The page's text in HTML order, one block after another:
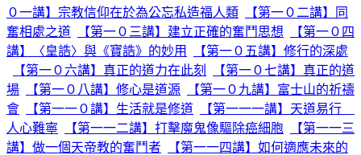
０一講】宗教信仰在於為公忘私造福人類
【第一０二講】同
奮相處之道
【第一０三講】建立正確的奮鬥思想
【第一０四
講】〈皇誥〉與《寶誥》的妙用
【第一０五講】修行的深處
【第一０六講】真正的道力在此刻
【第一０七講】真正的道
場
【第一０八講】修心是道源
【第一０九講】富士山的祈禱
會
【第一一０講】生活就是修道
【第一一一講】天道易行
人心難寧
【第一一二講】打擊魔鬼像驅除癌細胞
【第一一三
講】做一個天帝教的奮鬥者
【第一一四講】如何適應未來的